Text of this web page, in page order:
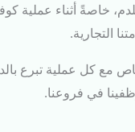
خاصةً أثناء عملية
التجارية.
مع كل عملية تبرع
في فروعنا.